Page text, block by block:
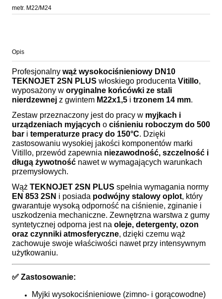
metr. M22/M24
Opis
Profesjonalny wąż wysokociśnieniowy DN10
TEKNOJET 2SN PLUS włoskiego producenta Vitillo,
wyposażony w oryginalne końcówki ze stali
nierdzewnej z gwintem M22x1,5 i trzonem 14 mm.
Zestaw przeznaczony jest do pracy w myjkach i
urządzeniach myjących o ciśnieniu roboczym do 500
bar i temperaturze pracy do 150°C. Dzięki
zastosowaniu wysokiej jakości komponentów marki
Vitillo, przewód zapewnia niezawodność, szczelność i
długą żywotność nawet w wymagających warunkach
przemysłowych.
Wąż TEKNOJET 2SN PLUS spełnia wymagania normy
EN 853 2SN i posiada podwójny stalowy oplot, który
gwarantuje wysoką odporność na ciśnienie, zginanie i
uszkodzenia mechaniczne. Zewnętrzna warstwa z gumy
syntetycznej odporna jest na oleje, detergenty, ozon
oraz czynniki atmosferyczne, dzięki czemu wąż
zachowuje swoje właściwości nawet przy intensywnym
użytkowaniu.
✅ Zastosowanie:
Myjki wysokociśnieniowe (zimno- i gorącowodne)